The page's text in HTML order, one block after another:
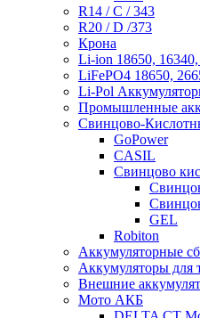
R14 / C / 343
R20 / D /373
Крона
Li-ion 18650,
LiFePO4 18650,
Li-Pol
Промышленные
Свинцово-
GoPower
CASIL
Свинцово
GEL
Robiton
Аккумуляторные
Аккумуляторы для
Внешние
Мото АКБ